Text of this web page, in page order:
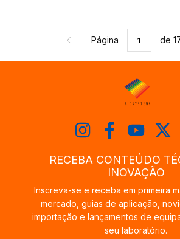
Página de
RECEBA CONTEÚDO
INOVAÇÃO
Inscreva-se e receba em primeira
mercado, guias de aplicação,
importação e lançamentos de
seu laboratório.